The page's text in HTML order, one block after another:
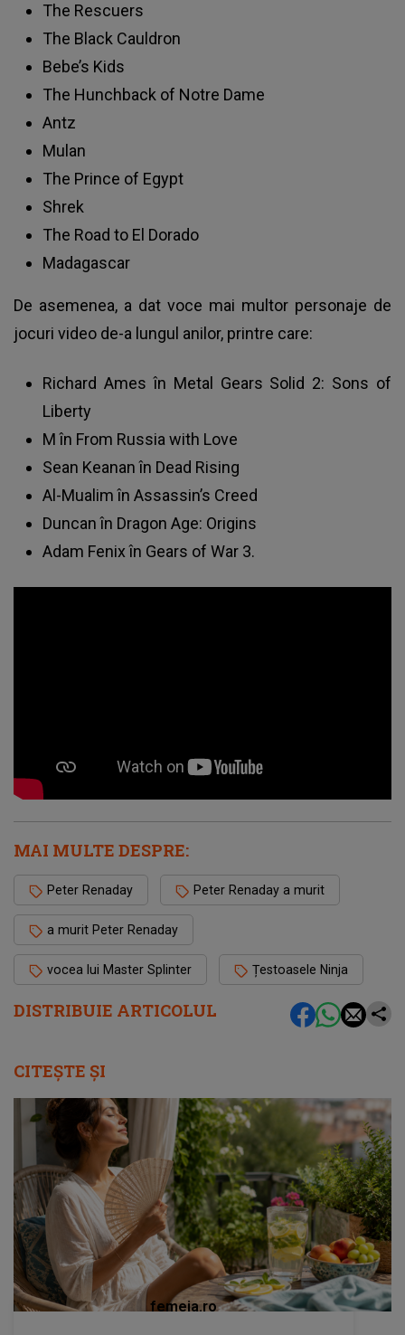
DISTRIBUIE ARTICOLUL
The Rescuers
The Black Cauldron
Bebe’s Kids
The Hunchback of Notre Dame
Antz
Mulan
The Prince of Egypt
Shrek
The Road to El Dorado
Madagascar
De asemenea, a dat voce mai multor personaje de
jocuri video de-a lungul anilor, printre care:
Richard Ames în Metal Gears Solid 2: Sons of
Liberty
M în From Russia with Love
Sean Keanan în Dead Rising
Al-Mualim în Assassin’s Creed
Duncan în Dragon Age: Origins
Adam Fenix în Gears of War 3.
MAI MULTE DESPRE:
Peter Renaday Peter Renaday a murit
a murit Peter Renaday
vocea lui Master Splinter Țestoasele Ninja
CITEȘTE ȘI
femeia.ro